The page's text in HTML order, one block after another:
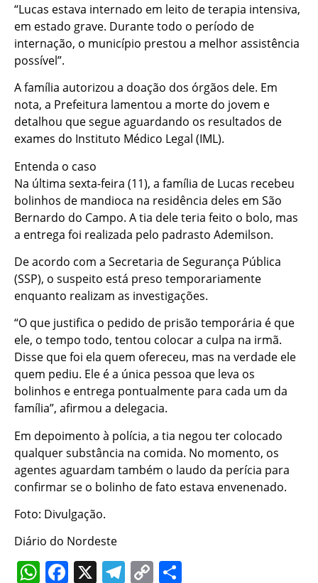
“Lucas estava internado em leito de terapia intensiva,
em estado grave. Durante todo o período de
internação, o município prestou a melhor assistência
possível”.
A família autorizou a doação dos órgãos dele. Em
nota, a Prefeitura lamentou a morte do jovem e
detalhou que segue aguardando os resultados de
exames do Instituto Médico Legal (IML).
Entenda o caso
Na última sexta-feira (11), a família de Lucas recebeu
bolinhos de mandioca na residência deles em São
Bernardo do Campo. A tia dele teria feito o bolo, mas
a entrega foi realizada pelo padrasto Ademilson.
De acordo com a Secretaria de Segurança Pública
(SSP), o suspeito está preso temporariamente
enquanto realizam as investigações.
“O que justifica o pedido de prisão temporária é que
ele, o tempo todo, tentou colocar a culpa na irmã.
Disse que foi ela quem ofereceu, mas na verdade ele
quem pediu. Ele é a única pessoa que leva os
bolinhos e entrega pontualmente para cada um da
família”, afirmou a delegacia.
Em depoimento à polícia, a tia negou ter colocado
qualquer substância na comida. No momento, os
agentes aguardam também o laudo da perícia para
confirmar se o bolinho de fato estava envenenado.
Foto: Divulgação.
Diário do Nordeste
WhatsApp
Facebook
X Telegram
Copy